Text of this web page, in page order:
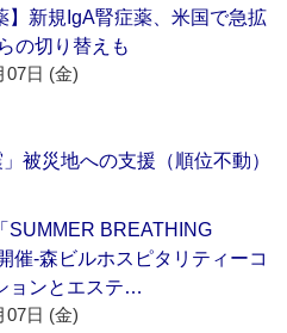
】新規IgA腎症薬、米国で急拡
の切り替えも
07日 (金)
被災地への支援（順位不動）
SUMMER BREATHING
催‐森ビルホスピタリティーコ
ョンとエステ…
07日 (金)